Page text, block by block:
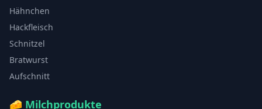
Hähnchen
Hackfleisch
Schnitzel
Bratwurst
Aufschnitt
🧀 Milchprodukte